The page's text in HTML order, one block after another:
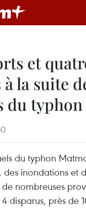
et
la suite
du
du typhon
des inondations et
nombreuses
disparus, près de